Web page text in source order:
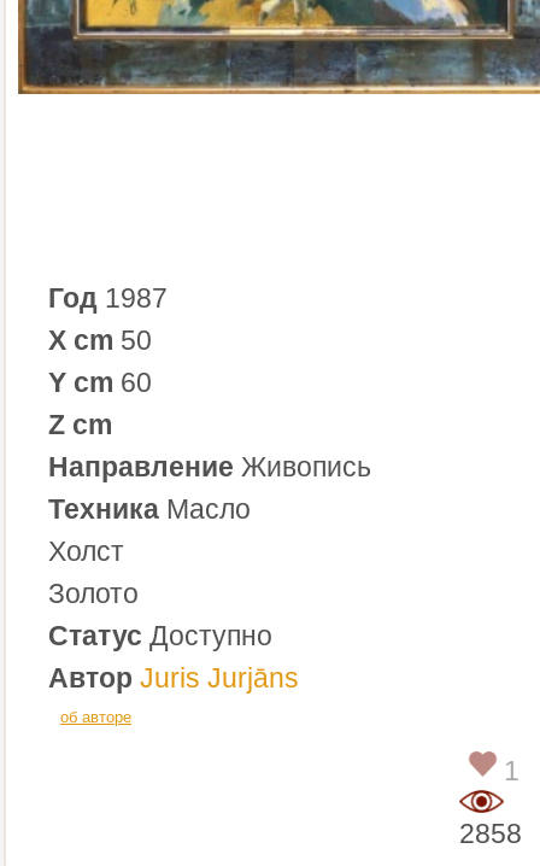
Год 1987
X cm 50
Y cm 60
Z cm
Направление Живопись
Техника Масло
Холст
Золото
Статус Доступно
Автор Juris Jurjāns
об авторе
1
2858